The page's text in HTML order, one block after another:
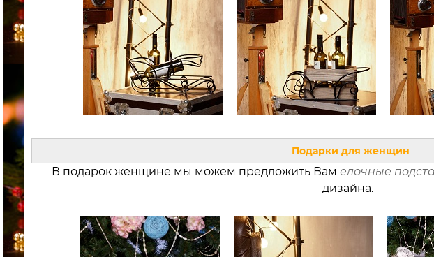
Подарки для женщин
В подарок женщине мы можем предложить Вам елочные
дизайна.